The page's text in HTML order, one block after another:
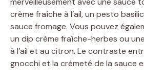
crème fraîche à l’ail, un pesto
sauce fromage. Vous pouvez
un dip crème fraîche-herbes ou
à l’ail et au citron. Le contraste
gnocchi et la crémeté de la sauce